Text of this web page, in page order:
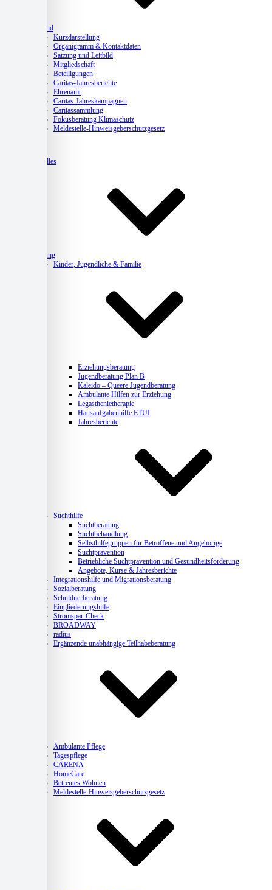
Verband
Kurzdarstellung
Organigramm & Kontaktdaten
Satzung und Leitbild
Mitgliedschaft
Beteiligungen
Caritas-Jahresberichte
Ehrenamt
Caritas-Jahreskampagnen
Caritassammlung
Fokusberatung Klimaschutz
Meldestelle-Hinweisgeberschutzgesetz
Aktuelles
Beratung
Kinder, Jugendliche & Familie
Erziehungsberatung
Jugendberatung Plan B
Kaleido – Queere Jugendberatung
Ambulante Hilfen zur Erziehung
Legasthenietherapie
Hausaufgabenhilfe ETUI
Jahresberichte
Suchthilfe
Suchtberatung
Suchtbehandlung
Selbsthilfegruppen für Betroffene und Angehörige
Suchtprävention
Betriebliche Suchtprävention und Gesundheitsförderung
Angebote, Kurse & Jahresberichte
Integrationshilfe und Migrationsberatung
Sozialberatung
Schuldnerberatung
Eingliederungshilfe
Stromspar-Check
BROADWAY
radius
Ergänzende unabhängige Teilhabeberatung
Ambulante Pflege
Tagespflege
CARENA
HomeCare
Betreutes Wohnen
Meldestelle-Hinweisgeberschutzgesetz